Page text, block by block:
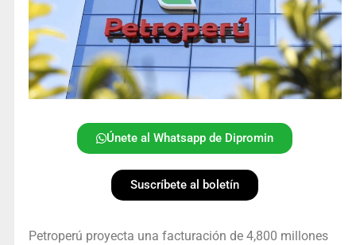
Únete al Whatsapp de Dipromin
Suscríbete al boletín
Petroperú proyecta una facturación de 4,800 millones